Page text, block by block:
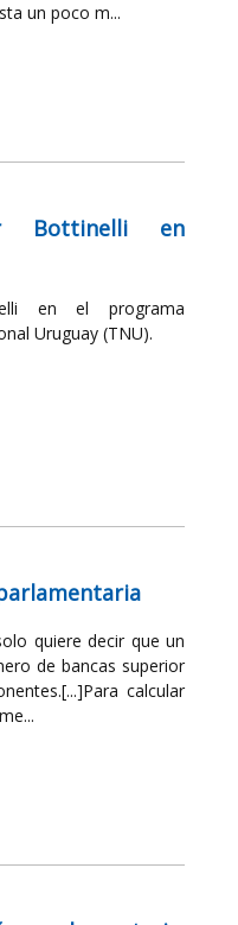
un poco m...
Bottinelli en
en el programa
Uruguay (TNU).
quiere decir que un
de bancas superior
calcular